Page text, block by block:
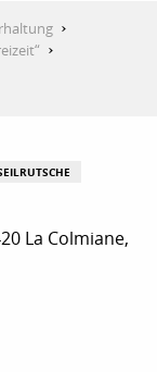
La Colmiane,